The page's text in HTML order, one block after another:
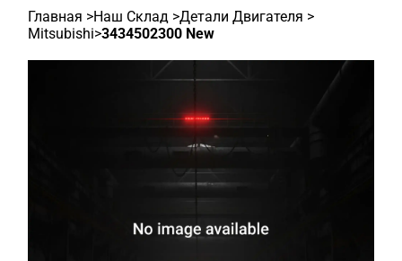
Главная >Наш Склад >Детали Двигателя >
Mitsubishi>3434502300 New